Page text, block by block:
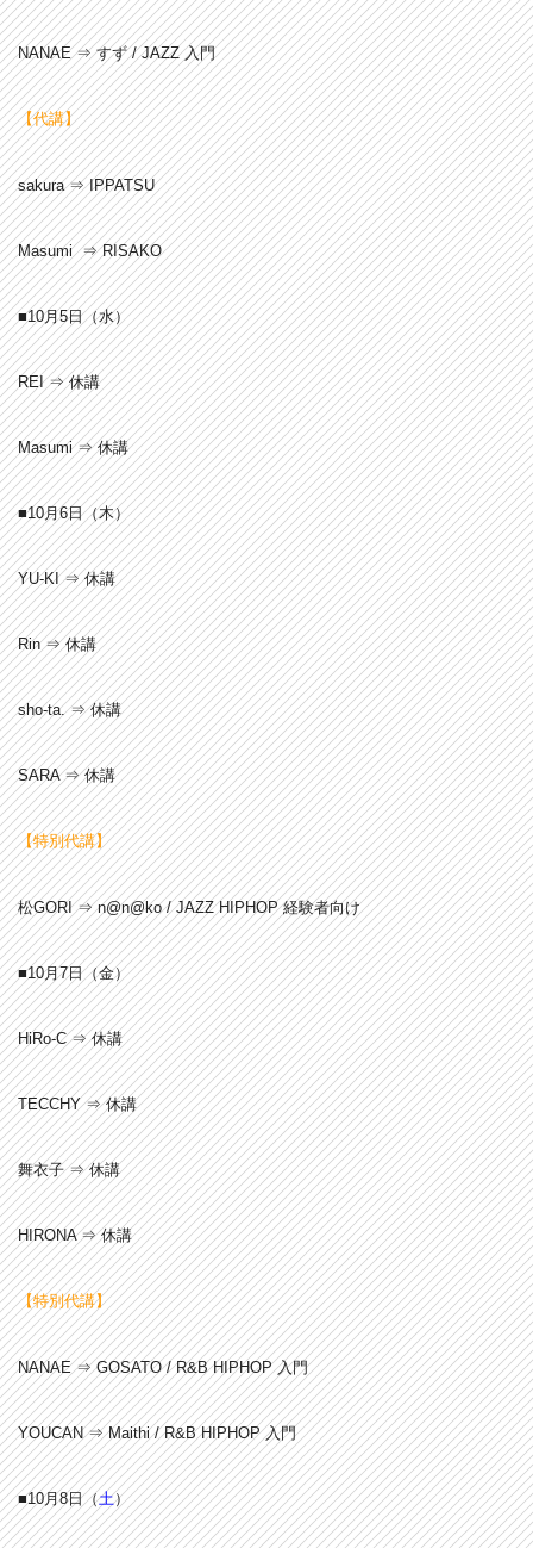
NANAE⇒ すず / JAZZ 入門
【代講】
sakura ⇒ IPPATSU
Masumi ⇒ RISAKO
■10月5日（水）
REI ⇒ 休講
Masumi ⇒ 休講
■10月6日（木）
YU-KI ⇒ 休講
Rin ⇒ 休講
sho-ta. ⇒ 休講
SARA ⇒ 休講
【特別代講】
松GORI ⇒ n@n@ko / JAZZ HIPHOP 経験者向け
■10月7日（金）
HiRo-C ⇒ 休講
TECCHY ⇒ 休講
舞衣子 ⇒ 休講
HIRONA ⇒ 休講
【特別代講】
NANAE⇒ GOSATO / R&B HIPHOP 入門
YOUCAN⇒ Maithi / R&B HIPHOP 入門
■10月8日（土）